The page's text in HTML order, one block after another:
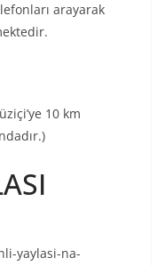
arayarak
10 km
yaylasi-na-